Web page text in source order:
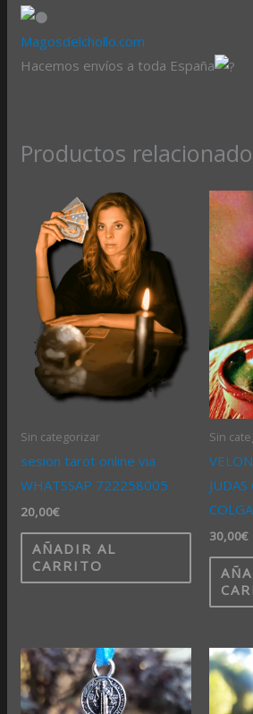
Magosdelchollo.com
Hacemos envíos a toda España
Productos
Sin categorizar
sesion tarot online via
WHATSSAP 722258005
20,00€
AÑADIR AL
CARRITO
Sin
JUDAS
30,00€